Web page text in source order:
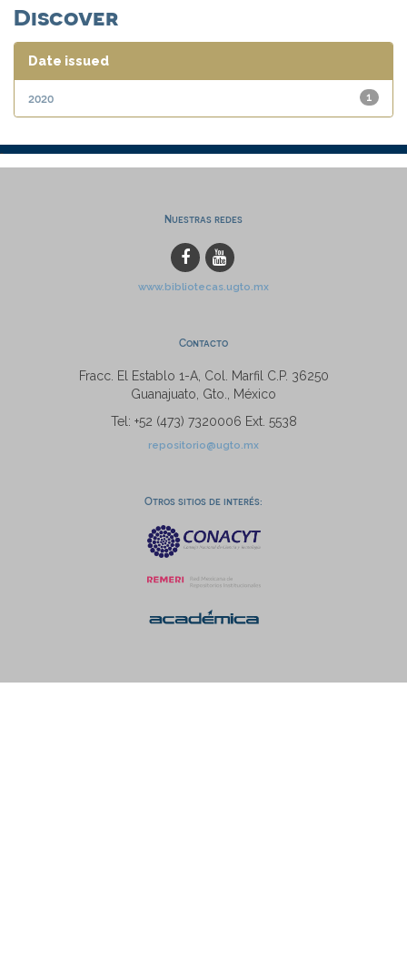
Discover
Date issued
1
2020
Nuestras redes
www.bibliotecas.ugto.mx
Contacto
Fracc. El Establo 1-A, Col. Marfil C.P. 36250
Guanajuato, Gto., México
Tel: +52 (473) 7320006 Ext. 5538
repositorio@ugto.mx
Otros sitios de interés: